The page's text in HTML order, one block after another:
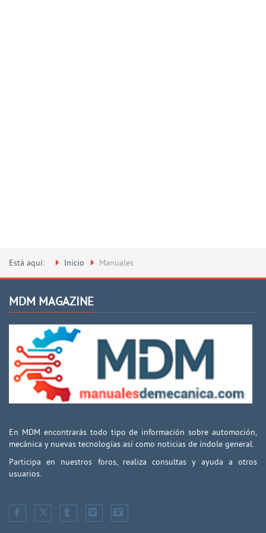
Está aquí: Inicio Manuales
MDM MAGAZINE
En MDM encontrarás todo tipo de información sobre automoción,
mecánica y nuevas tecnologías así como noticias de índole general.
Participa en nuestros foros, realiza consultas y ayuda a otros
usuarios.